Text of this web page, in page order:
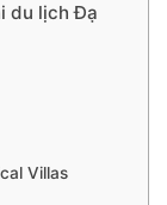
du lịch Đạ
Villas